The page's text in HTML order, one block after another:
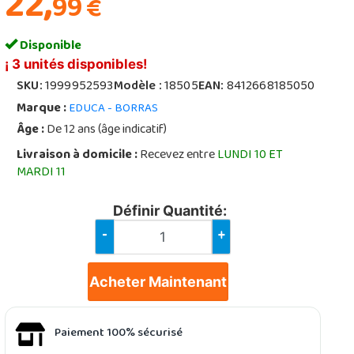
99€
Disponible
¡ 3 unités disponibles!
SKU:1999952593Modèle :18505EAN:8412668185050
Marque :EDUCA - BORRAS
Âge :De 12 ans (âge indicatif)
Livraison à domicile :Recevez entreLUNDI 10 ET
MARDI 11
Définir Quantité:
- +
Acheter Maintenant
Paiement 100% sécurisé